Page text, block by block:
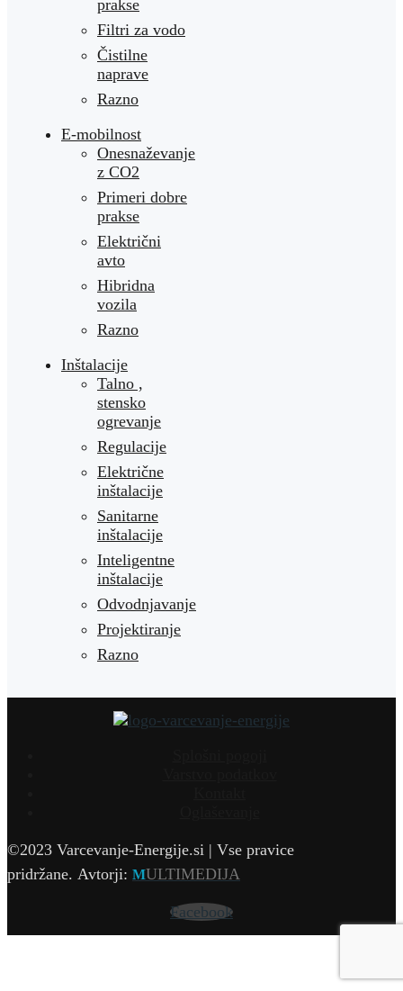
prakse
Filtri za vodo
Čistilne
naprave
Razno
E-mobilnost
Onesnaževanje
z CO2
Primeri dobre
prakse
Električni
avto
Hibridna
vozila
Razno
Inštalacije
Talno ,
stensko
ogrevanje
Regulacije
Električne
inštalacije
Sanitarne
inštalacije
Inteligentne
inštalacije
Odvodnjavanje
Projektiranje
Razno
©2023 Varcevanje-Energije.si | Vse pravice
pridržane. Avtorji: MULTIMEDIJA
Facebook